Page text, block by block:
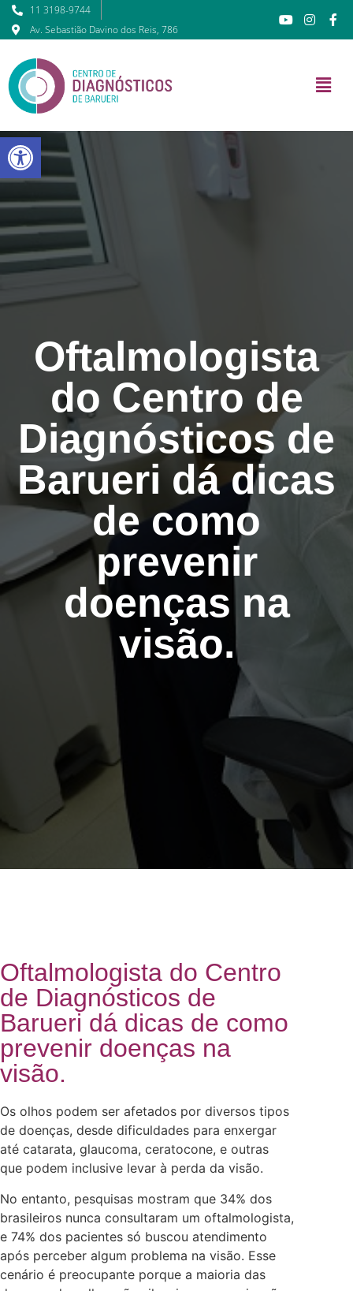
11 3198-9744
Av. Sebastião Davino dos Reis, 786
Oftalmologista
do Centro de
Diagnósticos de
Barueri dá dicas
de como
prevenir
doenças na
visão.
Oftalmologista do Centro
de Diagnósticos de
Barueri dá dicas de como
prevenir doenças na
visão.
Os olhos podem ser afetados por diversos tipos
de doenças, desde dificuldades para enxergar
até catarata, glaucoma, ceratocone, e outras
que podem inclusive levar à perda da visão.
No entanto, pesquisas mostram que 34% dos
brasileiros nunca consultaram um oftalmologista,
e 74% dos pacientes só buscou atendimento
após perceber algum problema na visão. Esse
cenário é preocupante porque a maioria das
Barra de Ferramentas